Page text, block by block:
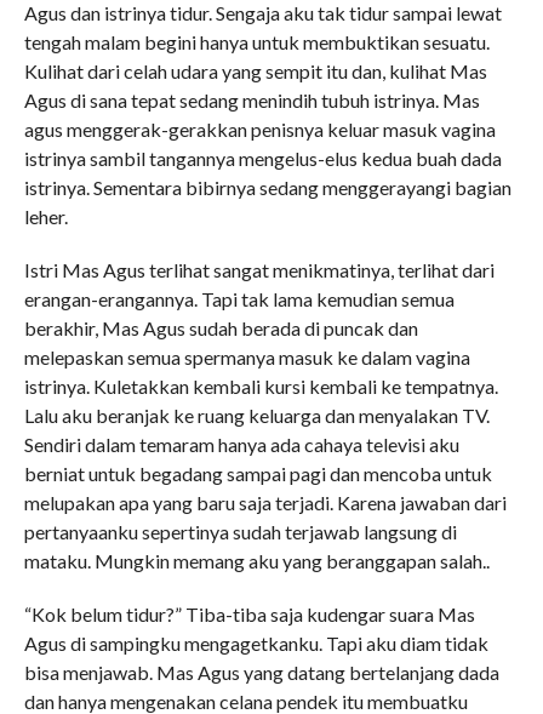
Agus dan istrinya tidur. Sengaja aku tak tidur sampai lewat
tengah malam begini hanya untuk membuktikan sesuatu.
Kulihat dari celah udara yang sempit itu dan, kulihat Mas
Agus di sana tepat sedang menindih tubuh istrinya. Mas
agus menggerak-gerakkan penisnya keluar masuk vagina
istrinya sambil tangannya mengelus-elus kedua buah dada
istrinya. Sementara bibirnya sedang menggerayangi bagian
leher.
Istri Mas Agus terlihat sangat menikmatinya, terlihat dari
erangan-erangannya. Tapi tak lama kemudian semua
berakhir, Mas Agus sudah berada di puncak dan
melepaskan semua spermanya masuk ke dalam vagina
istrinya. Kuletakkan kembali kursi kembali ke tempatnya.
Lalu aku beranjak ke ruang keluarga dan menyalakan TV.
Sendiri dalam temaram hanya ada cahaya televisi aku
berniat untuk begadang sampai pagi dan mencoba untuk
melupakan apa yang baru saja terjadi. Karena jawaban dari
pertanyaanku sepertinya sudah terjawab langsung di
mataku. Mungkin memang aku yang beranggapan salah..
“Kok belum tidur?” Tiba-tiba saja kudengar suara Mas
Agus di sampingku mengagetkanku. Tapi aku diam tidak
bisa menjawab. Mas Agus yang datang bertelanjang dada
dan hanya mengenakan celana pendek itu membuatku